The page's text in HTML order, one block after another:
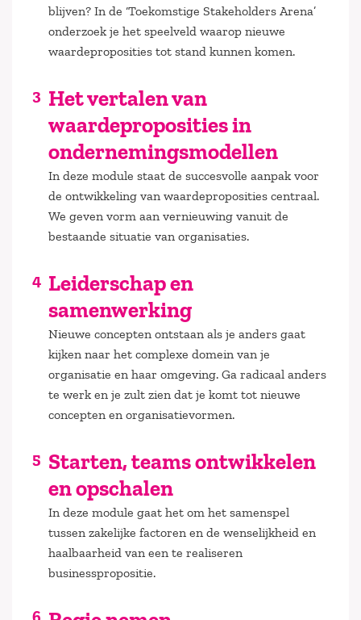
blijven? In de ‘Toekomstige Stakeholders Arena’
onderzoek je het speelveld waarop nieuwe
waardeproposities tot stand kunnen komen.
Het vertalen van
waardeproposities in
ondernemingsmodellen
In deze module staat de succesvolle aanpak voor
de ontwikkeling van waardeproposities centraal.
We geven vorm aan vernieuwing vanuit de
bestaande situatie van organisaties.
Leiderschap en
samenwerking
Nieuwe concepten ontstaan als je anders gaat
kijken naar het complexe domein van je
organisatie en haar omgeving. Ga radicaal anders
te werk en je zult zien dat je komt tot nieuwe
concepten en organisatievormen.
Starten, teams ontwikkelen
en opschalen
In deze module gaat het om het samenspel
tussen zakelijke factoren en de wenselijkheid en
haalbaarheid van een te realiseren
businesspropositie.